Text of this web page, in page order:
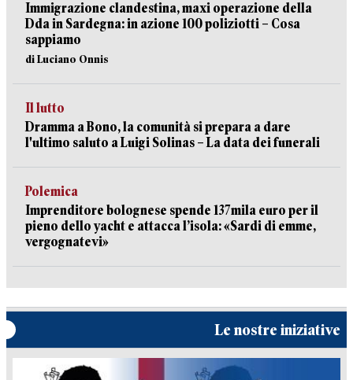
Immigrazione clandestina, maxi operazione della
Dda in Sardegna: in azione 100 poliziotti – Cosa
sappiamo
di Luciano Onnis
Il lutto
Dramma a Bono, la comunità si prepara a dare
l'ultimo saluto a Luigi Solinas – La data dei funerali
Polemica
Imprenditore bolognese spende 137mila euro per il
pieno dello yacht e attacca l’isola: «Sardi di emme,
vergognatevi»
Le nostre iniziative